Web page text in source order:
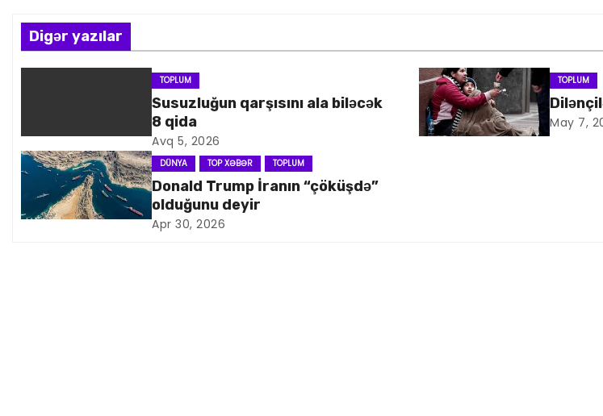
z
ı
a
v
i
Digər yazılar
TOPLUM
Susuzluğun qarşısını ala biləcək
8 qida
Avq 5, 2026
TOPLUM
May 7,
DÜNYA TOP XƏBƏR TOPLUM
Donald Trump İranın “çöküşdə”
olduğunu deyir
Apr 30, 2026